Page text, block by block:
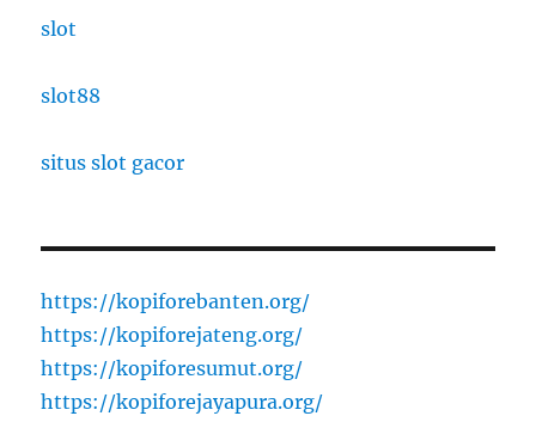
slot
slot88
situs slot gacor
https://kopiforebanten.org/
https://kopiforejateng.org/
https://kopiforesumut.org/
https://kopiforejayapura.org/